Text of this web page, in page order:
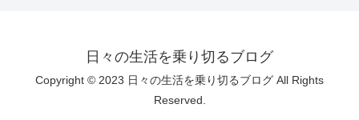
日々の生活を乗り切るブログ
Copyright © 2023 日々の生活を乗り切るブログ All Rights
Reserved.